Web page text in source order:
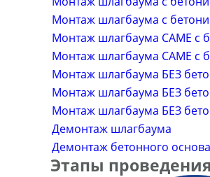
Монтаж шлагбаума с
Монтаж шлагбаума CAME с
Монтаж шлагбаума CAME с
Монтаж шлагбаума БЕЗ
Монтаж шлагбаума БЕЗ
Монтаж шлагбаума БЕЗ
Демонтаж шлагбаума
Демонтаж бетонного
Этапы